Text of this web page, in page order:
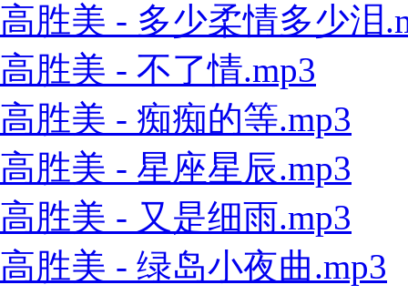
高胜美 - 多少柔情多少泪
高胜美 - 不了情.mp3
高胜美 - 痴痴的等.mp3
高胜美 - 星座星辰.mp3
高胜美 - 又是细雨.mp3
高胜美 - 绿岛小夜曲.mp3